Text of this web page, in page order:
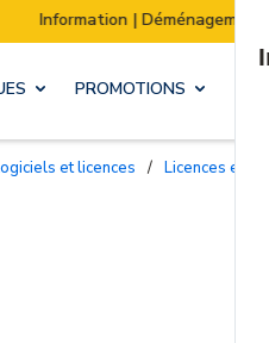
stock : Les
PROMOTIONS
Logiciels et licences / Licences et